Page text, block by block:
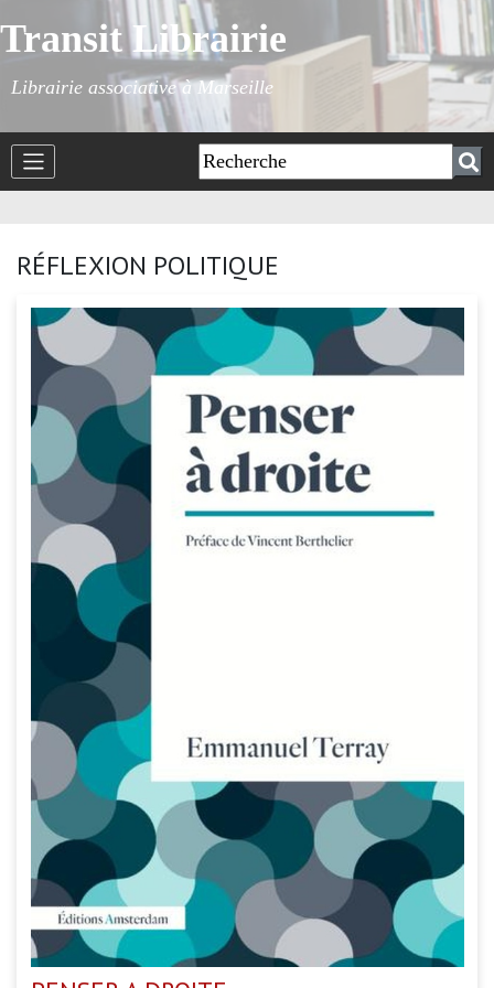
Transit Librairie
Librairie associative à Marseille
RÉFLEXION POLITIQUE